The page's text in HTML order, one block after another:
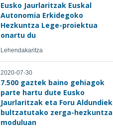
Eusko Jaurlaritzak Euskal
Autonomia Erkidegoko
Hezkuntza Lege-proiektua
onartu du
Lehendakaritza
2020-07-30
7.500 gaztek baino gehiagok
parte hartu dute Eusko
Jaurlaritzak eta Foru Aldundiek
bultzatutako zerga-hezkuntza
moduluan